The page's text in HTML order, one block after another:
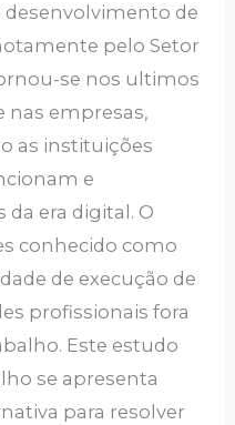
desenvolvimento de
pelo Setor
se nos ultimos
nas empresas,
as instituições
e
da era digital. O
conhecido como
de execução de
profissionais fora
Este estudo
se apresenta
para resolver